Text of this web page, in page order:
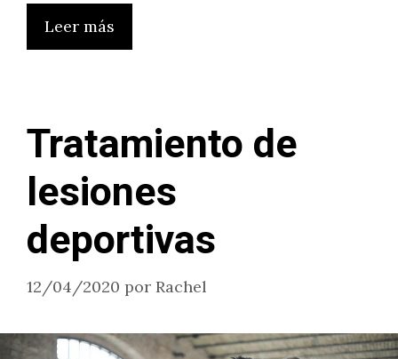
Leer más
Tratamiento de
lesiones
deportivas
12/04/2020 por Rachel